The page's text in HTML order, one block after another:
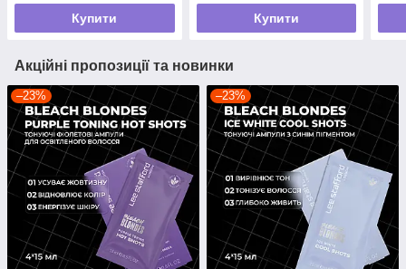
Купити Купити
Акційні пропозиції та новинки
–23% –23%